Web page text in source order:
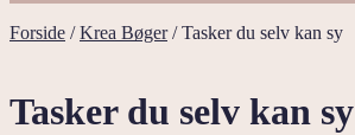
Forside /Krea Bøger/Tasker du selv kan sy
Tasker du selv kan sy